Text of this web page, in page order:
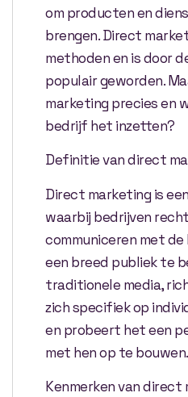
om producten en
brengen. Direct
methoden en is door
populair geworden.
marketing precies en
bedrijf het inzetten?
Definitie van direct
Direct marketing is
waarbij bedrijven
communiceren met
een breed publiek te
traditionele media,
zich specifiek op
en probeert het een
met hen op te bouwen.
Kenmerken van direct